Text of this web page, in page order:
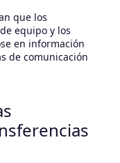
que los
equipo y los
en información
de comunicación